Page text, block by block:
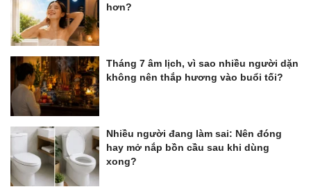
hơn?
Tháng 7 âm lịch, vì sao nhiều người dặn
không nên thắp hương vào buổi tối?
Nhiều người đang làm sai: Nên đóng
hay mở nắp bồn cầu sau khi dùng
xong?